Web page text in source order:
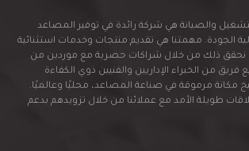
والصيانة هي شركة رائدة في توفير المصاعد
الجودة. مهمتنا هي تقديم منتجات وخدمات استثنائية
نحقق ذلك من خلال شراكات حصرية مع موردين من
فريق من الخبراء الإداريين والفنيين ذوي الكفاءة
مكانة مرموقة في صناعة المصاعد، محليًا وعالميًا.
طويلة الأمد مع عملائنا من خلال تزويدهم بدعم